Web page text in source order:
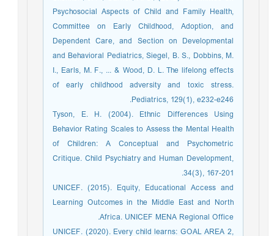
Psychosocial Aspects of Child and Family Health,
Committee on Early Childhood, Adoption, and
Dependent Care, and Section on Developmental
and Behavioral Pediatrics, Siegel, B. S., Dobbins, M.
I., Earls, M. F., ... & Wood, D. L. The lifelong effects
of early childhood adversity and toxic stress.
Pediatrics, 129(1), e232-e246.
Tyson, E. H. (2004). Ethnic Differences Using
Behavior Rating Scales to Assess the Mental Health
of Children: A Conceptual and Psychometric
Critique. Child Psychiatry and Human Development,
34(3), 167-201.
UNICEF. (2015). Equity, Educational Access and
Learning Outcomes in the Middle East and North
Africa. UNICEF MENA Regional Office.
UNICEF. (2020). Every child learns: GOAL AREA 2,